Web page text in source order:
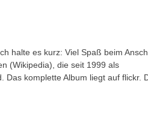
halte es kurz: Viel Spaß beim
(Wikipedia), die seit 1999 als
komplette Album liegt auf flickr.